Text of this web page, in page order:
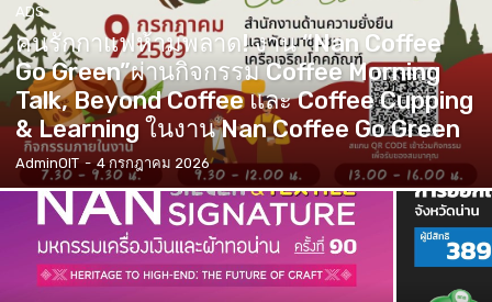
ADS
คนรักกาแฟห้ามพลาด! งาน “Nan Coffee
Go Green”ผ่านกิจกรรม Coffee Morning
Talk, Beyond Coffee และ Coffee Cupping
& Learning ในงาน Nan Coffee Go Green
AdminOIT - 4 กรกฎาคม 2026